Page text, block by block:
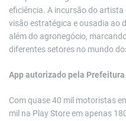
eficiência. A incursão do
visão estratégica e ousadia ao
além do agronegócio,
diferentes setores no mundo
App autorizado pela
Com quase 40 mil motoristas
mil na Play Store em apenas